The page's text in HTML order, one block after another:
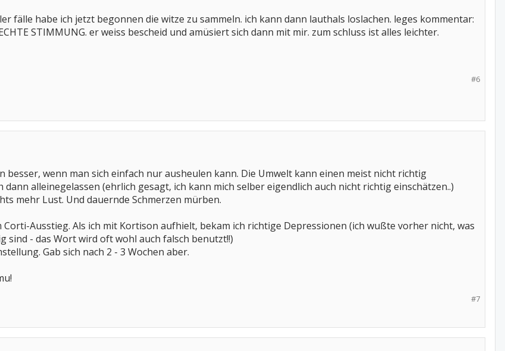
fälle habe ich jetzt begonnen die witze zu sammeln. ich kann dann lauthals loslachen. leges kommentar:
STIMMUNG. er weiss bescheid und amüsiert sich dann mit mir. zum schluss ist alles leichter.
#6
besser, wenn man sich einfach nur ausheulen kann. Die Umwelt kann einen meist nicht richtig
alleinegelassen (ehrlich gesagt, ich kann mich selber eigendlich auch nicht richtig einschätzen..)
mehr Lust. Und dauernde Schmerzen mürben.
Corti-Ausstieg. Als ich mit Kortison aufhielt, bekam ich richtige Depressionen (ich wußte vorher nicht, was
sind - das Wort wird oft wohl auch falsch benutzt!!)
Gab sich nach 2 - 3 Wochen aber.
#7